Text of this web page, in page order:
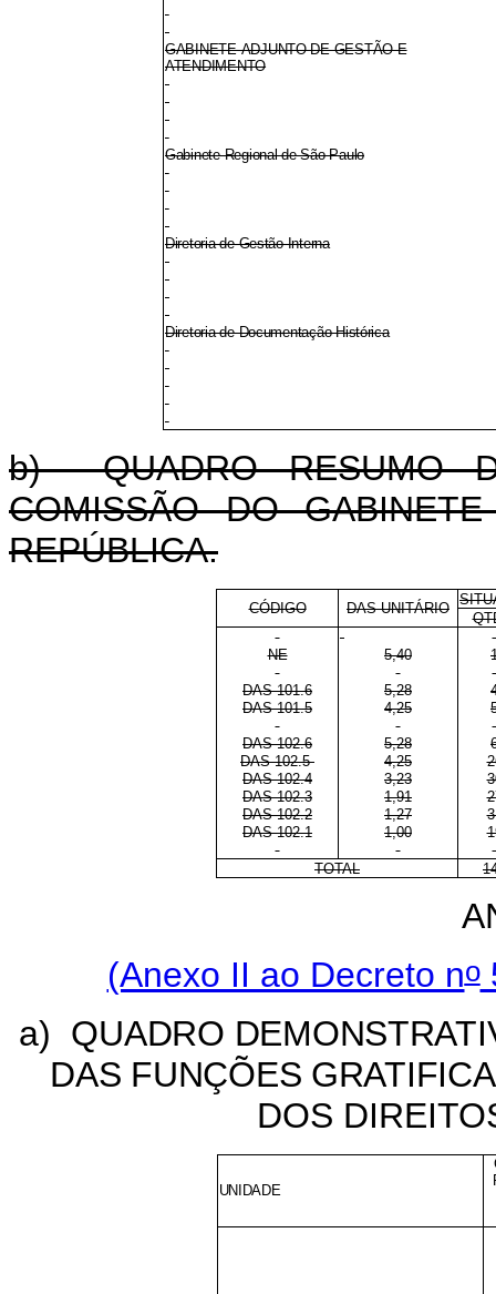
GABINETE-ADJUNTO DE GESTÃO E
ATENDIMENTO
Gabinete Regional de São Paulo
Diretoria de Gestão Interna
Diretoria de Documentação Histórica
b) QUADRO RESUMO
COMISSÃO DO
REPÚBLICA.
CÓDIGO DAS-UNITÁRIO
NE 5,40
DAS 101.6 5,28
DAS 101.5
4,25
DAS 102.6 5,28
DAS 102.5
4,25
DAS 102.4
3,23
DAS 102.3
1,91
DAS 102.2
1,27
DAS 102.1
1,00
TOTAL
(Anexo II ao Decreto no
a) QUADRO
DAS FUNÇÕES
DOS
UNIDADE